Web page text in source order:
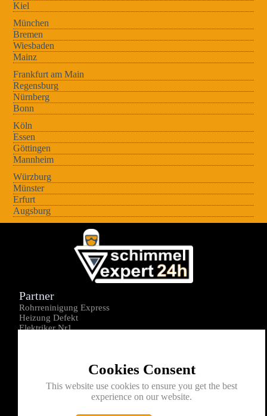
Kiel
München
Bremen
Wiesbaden
Mainz
Frankfurt am Main
Regensburg
Nürnberg
Bonn
Köln
Essen
Göttingen
Mannheim
Würzburg
Münster
Erfurt
Augsburg
Cookies Consent
This website use cookies to ensure you get the best
experience on our website.
Partner
Rohrreninigung Express
Heizung Defekt
Elektriker Nr1
Kontakt